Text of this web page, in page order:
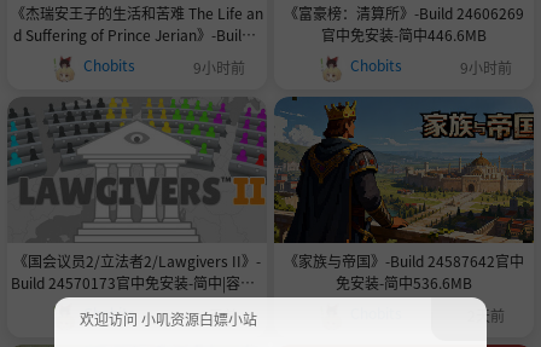
《杰瑞安王子的生活和苦难 The Life an
d Suffering of Prince Jerian》-Build 2
4579460官中免安装-简中3.5GB
Chobits 9小时前
《富豪榜：清算所》-Build 24606269
官中免安装-简中446.6MB
Chobits
9小时前
《国会议员2/立法者2/Lawgivers II》-
Build 24570173官中免安装-简中|容量5
90.2MB
Chobits 2天前
《家族与帝国》-Build 24587642官中
免安装-简中536.6MB
2天前
欢迎访问 小叽资源白嫖小站